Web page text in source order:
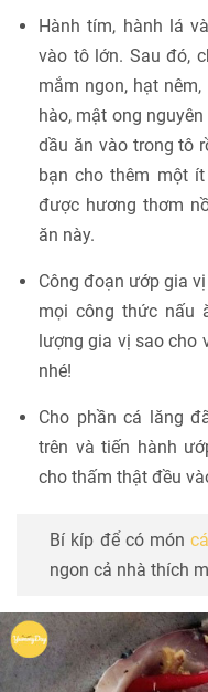
Hành tím, hành lá
vào tô lớn. Sau đó,
mắm ngon, hạt
hào, mật ong
dầu ăn vào trong tô
bạn cho thêm một
được hương thơm
ăn này.
Công đoạn ướp gia
mọi công thức nấu
lượng gia vị sao cho
nhé!
Cho phần cá lăng
trên và tiến hành
cho thấm thật đều
Bí kíp để có món
ngon cả nhà thích